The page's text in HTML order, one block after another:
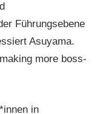
Führungsebene
Asuyama.
more boss-
in